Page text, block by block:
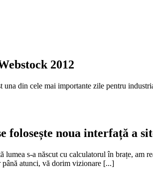
2012
din cele mai importante zile pentru
folosește noua interfață a
lumea s-a născut cu calculatorul în brațe, am
atunci, vă dorim vizionare [...]